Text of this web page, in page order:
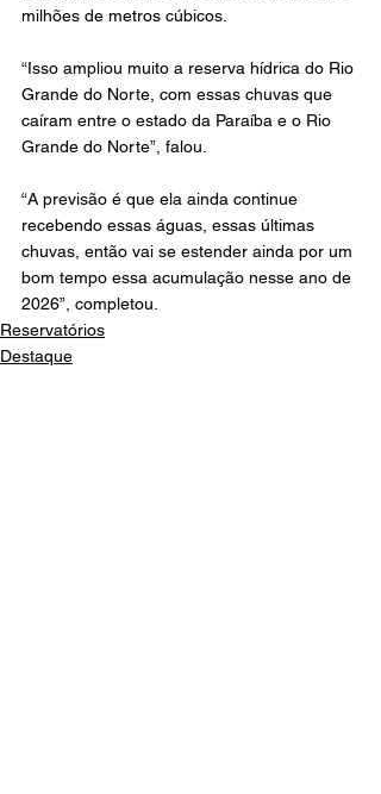
milhões de metros cúbicos.
“Isso ampliou muito a reserva hídrica do Rio
Grande do Norte, com essas chuvas que
caíram entre o estado da Paraíba e o Rio
Grande do Norte”, falou.
“A previsão é que ela ainda continue
recebendo essas águas, essas últimas
chuvas, então vai se estender ainda por um
bom tempo essa acumulação nesse ano de
2026”, completou.
Reservatórios
Destaque